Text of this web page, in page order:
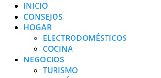
INICIO
CONSEJOS
HOGAR
ELECTRODOMÉSTICOS
COCINA
NEGOCIOS
TURISMO